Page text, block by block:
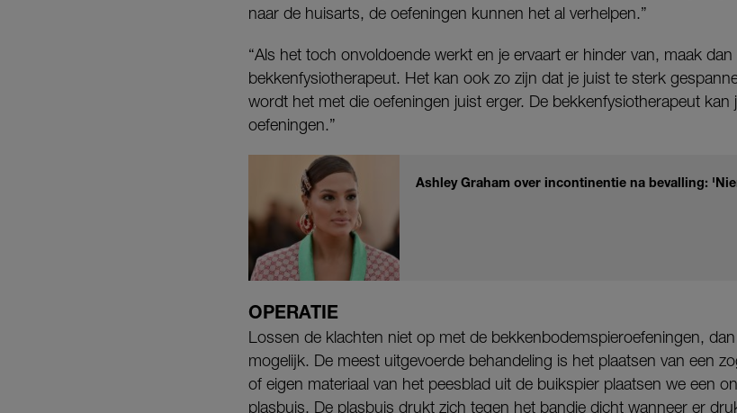
naar de huisarts, de oefeningen kunnen het al verhelpen.”
“Als het toch onvoldoende werkt en je ervaart er hinder van, maak
bekkenfysiotherapeut. Het kan ook zo zijn dat je juist te sterk
wordt het met die oefeningen juist erger. De bekkenfysiotherapeut kan
oefeningen.”
Ashley Graham over incontinentie na bevalling:
OPERATIE
Lossen de klachten niet op met de bekkenbodemspieroefeningen,
mogelijk. De meest uitgevoerde behandeling is het plaatsen van een
of eigen materiaal van het peesblad uit de buikspier plaatsen we een
plasbuis. De plasbuis drukt zich tegen het bandje dicht wanneer er